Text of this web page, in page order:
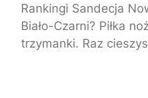
Rankingi Sandecja
Biało-Czarni? Piłka
trzymanki. Raz